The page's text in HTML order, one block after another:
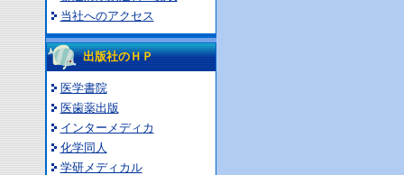
当社へのアクセス
出版社のＨＰ
医学書院
医歯薬出版
インターメディカ
化学同人
学研メディカル